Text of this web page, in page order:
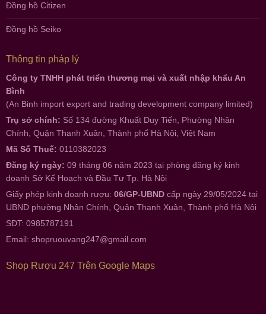
Đồng hồ Citizen
Đồng hồ Seiko
Thông tin pháp lý
Công ty TNHH phát triển thương mại và xuất nhập khẩu An
Bình
(An Binh import export and trading development company limited)
Trụ sở chính: Số 134 đường Khuất Duy Tiến, Phường Nhân
Chính, Quận Thanh Xuân, Thành phố Hà Nội, Việt Nam
Mã Số Thuế: 0110382023
Đăng ký ngày: 09 tháng 06 năm 2023 tại phòng đăng ký kinh
doanh Sở Kế Hoạch và Đầu Tư Tp. Hà Nội
Giấy phép kinh doanh rượu: 06/GP-UBND cấp ngày 29/05/2024 tại
UBND phường Nhân Chính, Quận Thanh Xuân, Thành phố Hà Nội
SĐT: 0985787191
Email: shopruouvang247@gmail.com
Shop Rượu 247 Trên Google Maps